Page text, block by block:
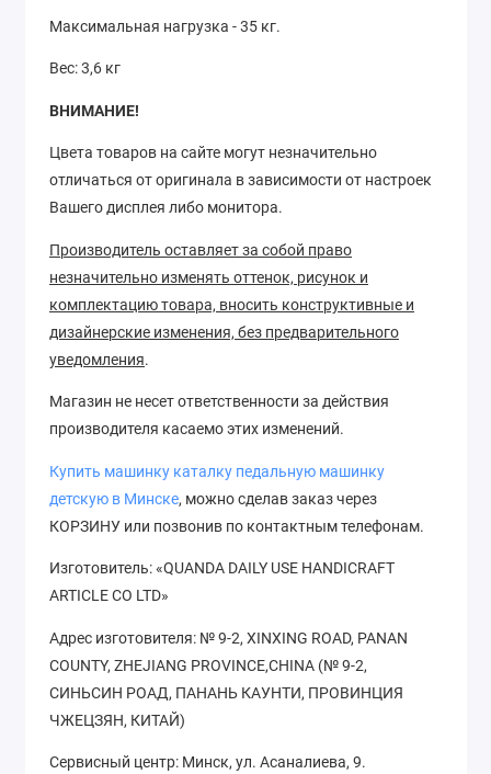
Максимальная нагрузка - 35 кг.
Вес: 3,6 кг
ВНИМАНИЕ!
Цвета товаров на сайте могут незначительно
отличаться от оригинала в зависимости от настроек
Вашего дисплея либо монитора.
Производитель оставляет за собой право
незначительно изменять оттенок, рисунок и
комплектацию товара, вносить конструктивные и
дизайнерские изменения, без предварительного
уведомления.
Магазин не несет ответственности за действия
производителя касаемо этих изменений.
Купить машинку каталку педальную машинку
детскую в Минске, можно сделав заказ через
КОРЗИНУ или позвонив по контактным телефонам.
Изготовитель: «QUANDA DAILY USE HANDICRAFT
ARTICLE CO LTD»
Адрес изготовителя: № 9-2, XINXING ROAD, PANAN
COUNTY, ZHEJIANG PROVINCE,CHINA (№ 9-2,
СИНЬСИН РОАД, ПАНАНЬ КАУНТИ, ПРОВИНЦИЯ
ЧЖЕЦЗЯН, КИТАЙ)
Сервисный центр: Минск, ул. Асаналиева, 9.